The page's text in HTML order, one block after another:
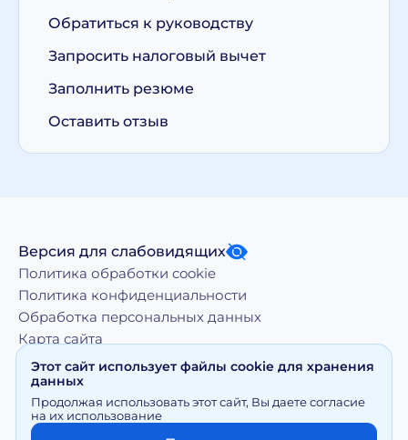
Обратиться к руководству
Запросить налоговый вычет
Заполнить резюме
Оставить отзыв
Версия для слабовидящих
Политика обработки cookie
Политика конфиденциальности
Обработка персональных данных
Карта сайта
использование материалов, размещенных на moy-
doktor.org возможно только с письменного разрешения
Правообладателя
Этот сайт использует файлы cookie для хранения
данных
Продолжая использовать этот сайт, Вы даете согласие
на их использование